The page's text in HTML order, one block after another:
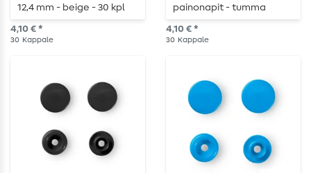
12,4 mm - beige - 30 kpl
4,10 € *
30 Kappale
painonapit - tumma
turkoosi - 30 kpl
4,10 € *
30 Kappale